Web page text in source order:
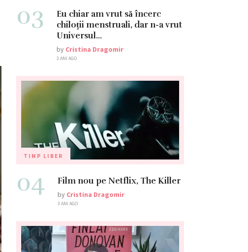
03
Eu chiar am vrut să încerc
chiloții menstruali, dar n-a vrut
Universul…
by Cristina Dragomir
3 ANI AGO
TIMP LIBER
04 Film nou pe Netflix, The Killer
by Cristina Dragomir
3 ANI AGO